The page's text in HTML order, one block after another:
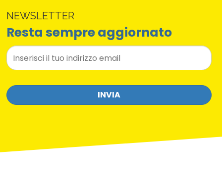
NEWSLETTER
Resta sempre aggiornato